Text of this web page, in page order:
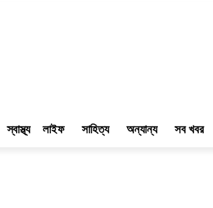
স্বাস্থ্য লাইফ সাহিত্য অন্যান্য সব খবর